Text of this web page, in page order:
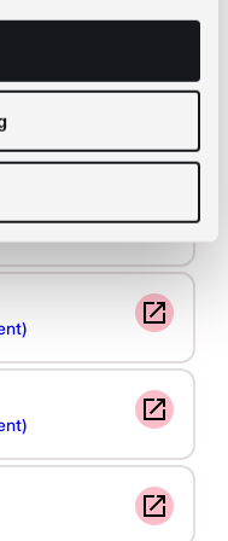
Opptaket
lover og
etter XX dager